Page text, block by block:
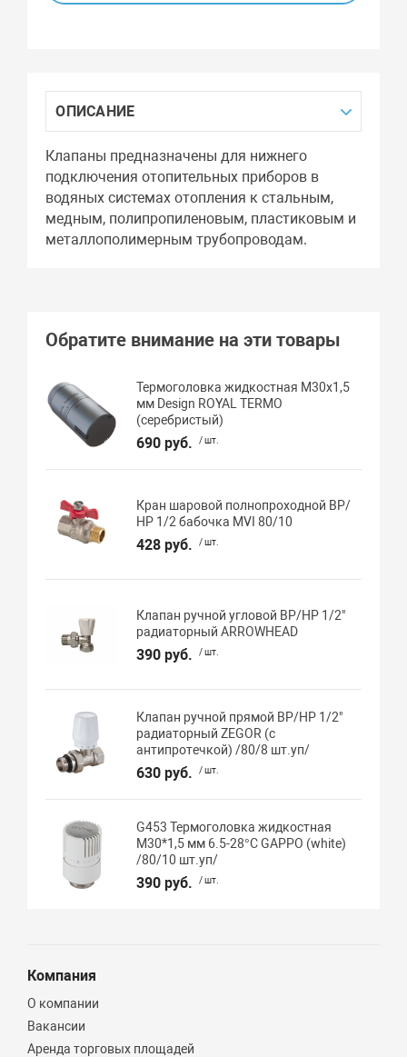
ОПИСАНИЕ
Клапаны предназначены для нижнего
подключения отопительных приборов в
водяных системах отопления к стальным,
медным, полипропиленовым, пластиковым и
металлополимерным трубопроводам.
Обратите внимание на эти товары
Термоголовка жидкостная М30х1,5
мм Design ROYAL TERMO
(серебристый)
690 руб. / шт.
Кран шаровой полнопроходной ВР/
НР 1/2 бабочка MVI 80/10
428 руб. / шт.
Клапан ручной угловой ВР/НР 1/2"
радиаторный ARROWHEAD
390 руб. / шт.
Клапан ручной прямой ВР/НР 1/2"
радиаторный ZEGOR (с
антипротечкой) /80/8 шт.уп/
630 руб. / шт.
G453 Термоголовка жидкостная
М30*1,5 мм 6.5-28°C GAPPO (white)
/80/10 шт.уп/
390 руб. / шт.
Компания
О компании
Вакансии
Аренда торговых площадей